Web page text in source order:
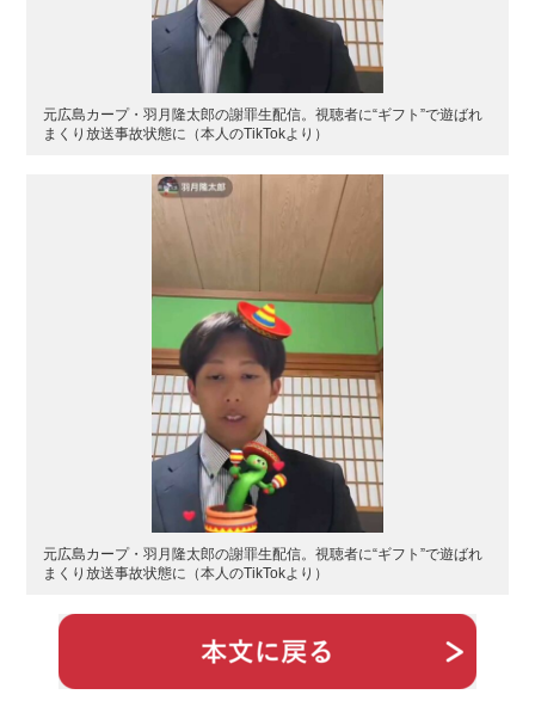
元広島カープ・羽月隆太郎の謝罪生配信。視聴者に“ギフト”で遊ばれ
まくり放送事故状態に（本人のTikTokより）
元広島カープ・羽月隆太郎の謝罪生配信。視聴者に“ギフト”で遊ばれ
まくり放送事故状態に（本人のTikTokより）